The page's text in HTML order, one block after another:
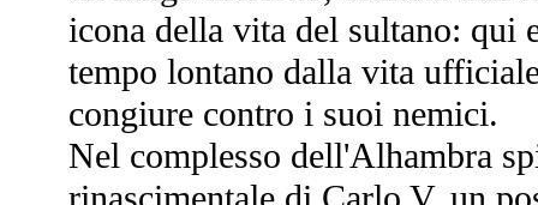
icona della vita del sultano: qui
tempo lontano dalla vita
congiure contro i suoi nemici.
Nel complesso dell'Alhambra